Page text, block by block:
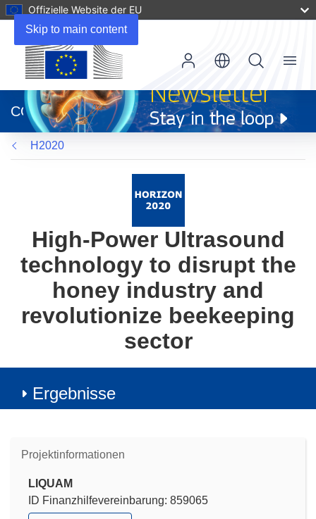
Skip to main content
Offizielle Website der EU
neuem
Fenster)
CORDIS
Menu
H2020
High-Power Ultrasound
technology to disrupt the
honey industry and
revolutionize beekeeping
sector
Ergebnisse
Projektinformationen
LIQUAM
ID Finanzhilfevereinbarung: 859065